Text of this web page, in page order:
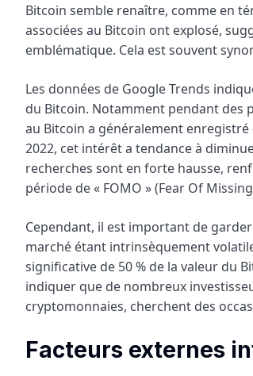
Bitcoin semble renaître, comme en
associées au Bitcoin ont explosé,
emblématique. Cela est souvent
Les données de Google Trends
du Bitcoin. Notamment pendant des
au Bitcoin a généralement enregistré
2022, cet intérêt a tendance à
recherches sont en forte hausse,
période de « FOMO » (Fear Of
Cependant, il est important de
marché étant intrinsèquement
significative de 50 % de la valeur du
indiquer que de nombreux
cryptomonnaies, cherchent des
Facteurs externes